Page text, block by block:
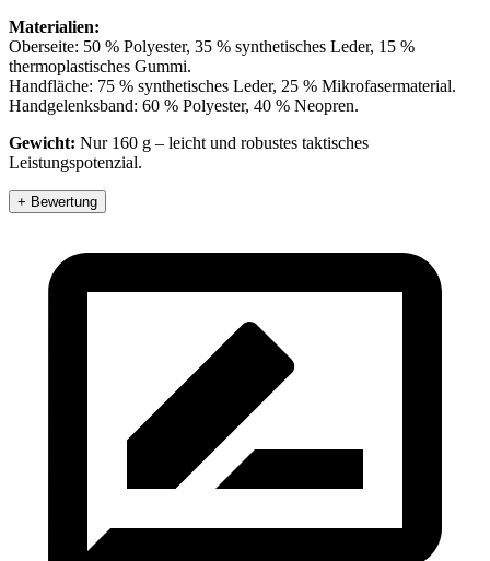
Materialien:
Oberseite: 50 % Polyester, 35 % synthetisches Leder, 15 %
thermoplastisches Gummi.
Handfläche: 75 % synthetisches Leder, 25 % Mikrofasermaterial.
Handgelenksband: 60 % Polyester, 40 % Neopren.
Gewicht: Nur 160 g – leicht und robustes taktisches
Leistungspotenzial.
+ Bewertung